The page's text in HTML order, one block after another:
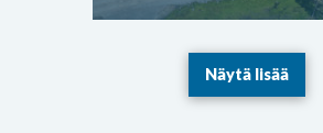
Näytä lisää